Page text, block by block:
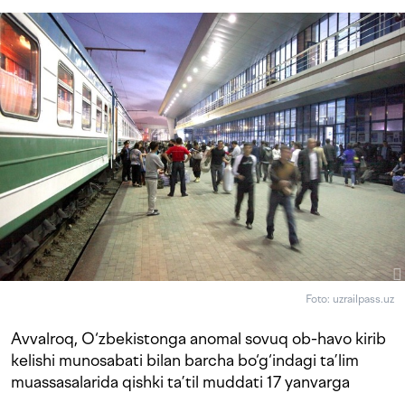
Foto: uzrailpass.uz
Avvalroq, O‘zbekistonga anomal sovuq ob-havo kirib
kelishi munosabati bilan barcha bo‘g‘indagi ta’lim
muassasalarida qishki ta’til muddati 17 yanvarga